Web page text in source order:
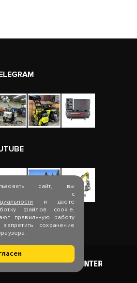
сайт, вы
с
и даёте
файлов cookie,
правильную работу
сохранение